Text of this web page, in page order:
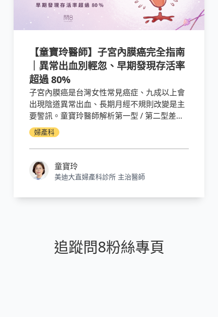
【童寶玲醫師】子宮內膜癌完全指南
｜異常出血別輕忽、早期發現存活率
超過 80%
子宮內膜癌是台灣女性常見癌症、九成以上會
出現陰道異常出血、長期月經不規則改變是主
要警訊。童寶玲醫師解析第一型 / 第二型差
別、子宮內膜增生癌前病變、危險因子（肥胖
/ 糖尿病 / PMOS / 環境荷爾蒙）、5 大診斷工
具（超音波 / 切片 / 鏡檢 / 搔刮術 / 影像分期）
與治療階段、幫助你早期發現及時治療。
婦產科
童寶玲
美迪大直婦產科診所 主治醫師
追蹤問8粉絲專頁